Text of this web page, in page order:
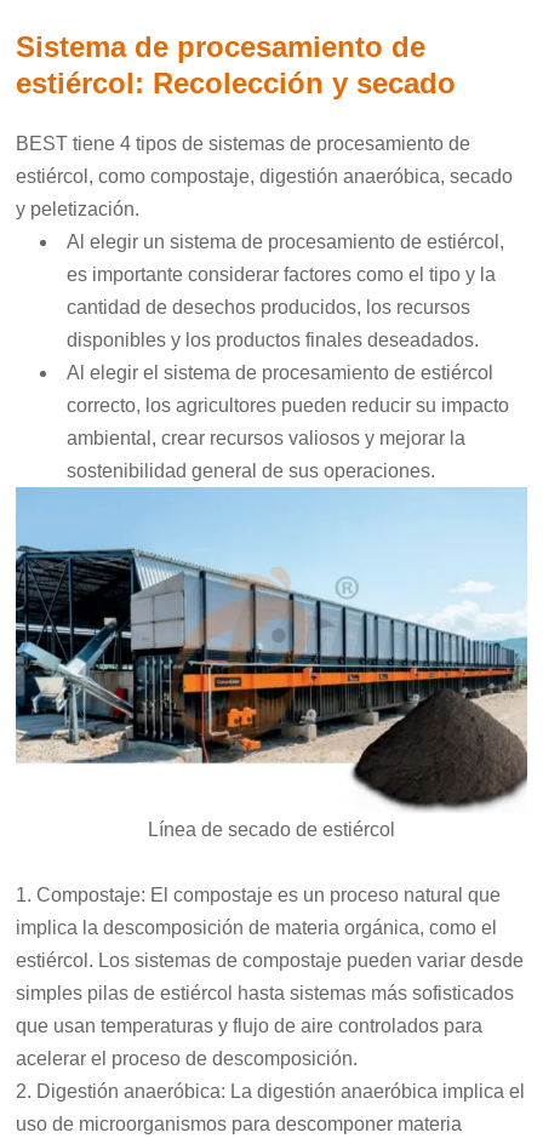
Sistema de procesamiento de
estiércol: Recolección y secado
BEST tiene 4 tipos de sistemas de procesamiento de
estiércol, como compostaje, digestión anaeróbica, secado
y peletización.
Al elegir un sistema de procesamiento de estiércol,
es importante considerar factores como el tipo y la
cantidad de desechos producidos, los recursos
disponibles y los productos finales deseadados.
Al elegir el sistema de procesamiento de estiércol
correcto, los agricultores pueden reducir su impacto
ambiental, crear recursos valiosos y mejorar la
sostenibilidad general de sus operaciones.
Línea de secado de estiércol
1. Compostaje: El compostaje es un proceso natural que
implica la descomposición de materia orgánica, como el
estiércol. Los sistemas de compostaje pueden variar desde
simples pilas de estiércol hasta sistemas más sofisticados
que usan temperaturas y flujo de aire controlados para
acelerar el proceso de descomposición.
2. Digestión anaeróbica: La digestión anaeróbica implica el
uso de microorganismos para descomponer materia